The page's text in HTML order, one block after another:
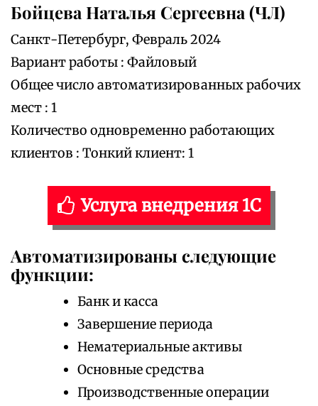
Бойцева Наталья Сергеевна (ЧЛ)
Санкт-Петербург, Февраль 2024
Вариант работы : Файловый
Общее число автоматизированных рабочих
мест : 1
Количество одновременно работающих
клиентов : Тонкий клиент: 1
Услуга внедрения 1С
Автоматизированы следующие
функции:
Банк и касса
Завершение периода
Нематериальные активы
Основные средства
Производственные операции